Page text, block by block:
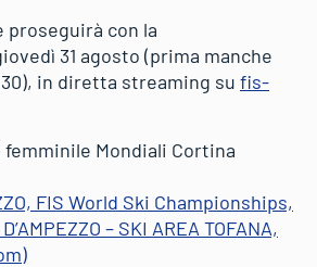
proseguirà con la
31 agosto (prima manche
in diretta streaming su fis-
femminile Mondiali Cortina
FIS World Ski Championships,
– SKI AREA TOFANA,